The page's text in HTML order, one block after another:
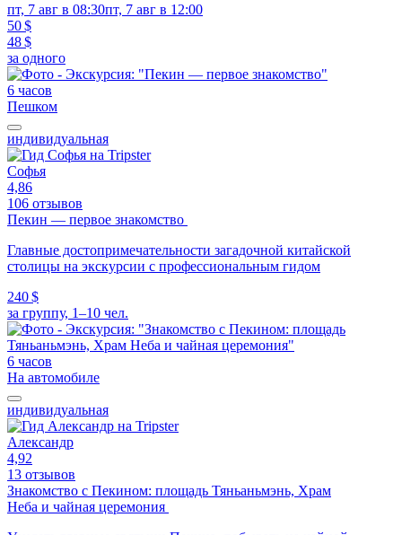
пт, 7 авг в 08:30пт, 7 авг в 12:00
50 $
48 $
за одного
6 часов
Пешком
индивидуальная
Софья
4,86
106 отзывов
Пекин — первое знакомство
Главные достопримечательности загадочной китайской
столицы на экскурсии с профессиональным гидом
240 $
за группу, 1–10 чел.
6 часов
На автомобиле
индивидуальная
Александр
4,92
13 отзывов
Знакомство с Пекином: площадь Тяньаньмэнь, Храм
Неба и чайная церемония